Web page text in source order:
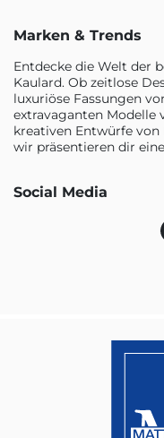
Marken & Trends
Entdecke die Welt der
Kaulard. Ob zeitlose
luxuriöse Fassungen
extravaganten Modelle
kreativen Entwürfe von
wir präsentieren dir
Social Media